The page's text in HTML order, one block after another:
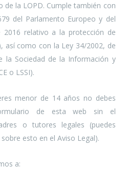
de la LOPD. Cumple también con
del Parlamento Europeo y del
relativo a la protección de
así como con la Ley 34/2002, de
la Sociedad de la Información y
o LSSI).
menor de 14 años no debes
de esta web sin el
o tutores legales (puedes
esto en el Aviso Legal).
a: